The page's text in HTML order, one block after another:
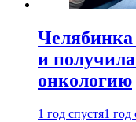
Челябинка
и
онкологию
1 год спустя1 год